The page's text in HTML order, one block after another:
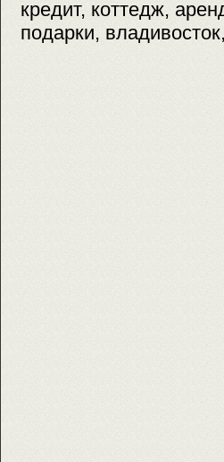
кредит, коттедж,
подарки,